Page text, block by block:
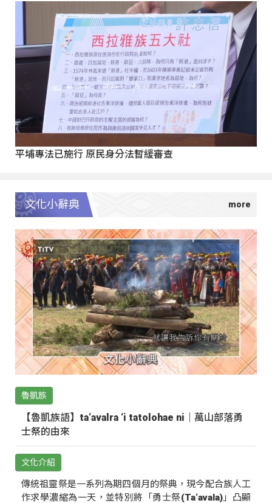
平埔專法已施行 原民身分法暫緩審查
文化小辭典
魯凱族
【魯凱族語】ta‘avalra ‘i tatolohae ni｜萬山部落勇
士祭的由來
文化介紹
傳統祖靈祭是一系列為期四個月的祭典，現今配合族人工
作求學濃縮為一天，並特別將「勇士祭(Ta‘avala)」凸顯